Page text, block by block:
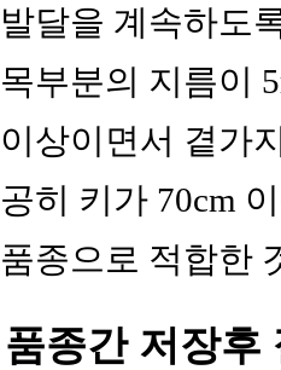
발달을 계속하도
목부분의 지름이
이상이면서 곁가
공히 키가 70cm
품종으로 적합한
품종간 저장후